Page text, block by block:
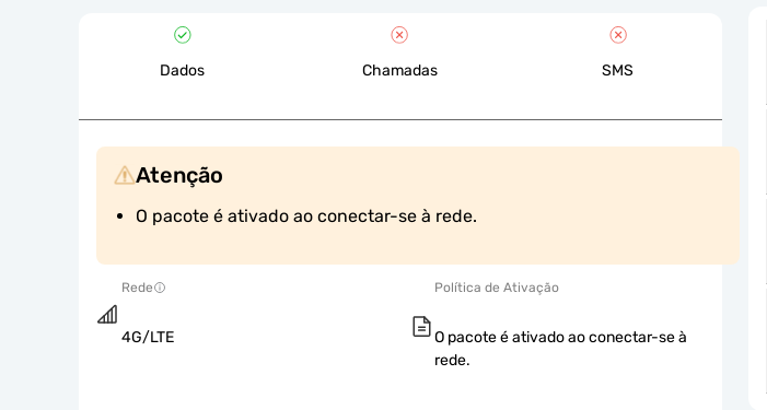
Dados Chamadas SMS
Atenção
O pacote é ativado ao conectar-se à rede.
Rede
4G/LTE
Política de Ativação
O pacote é ativado ao conectar-se à
rede.